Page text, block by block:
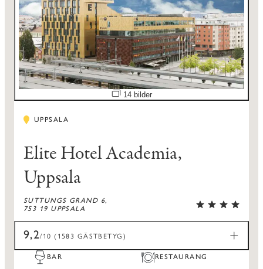
Öppna bildspel
14 bilder
UPPSALA
Elite Hotel Academia,
Uppsala
SUTTUNGS GRAND 6,
753 19 UPPSALA
9,2/10 (1583 GÄSTBETYG)
BAR RESTAURANG